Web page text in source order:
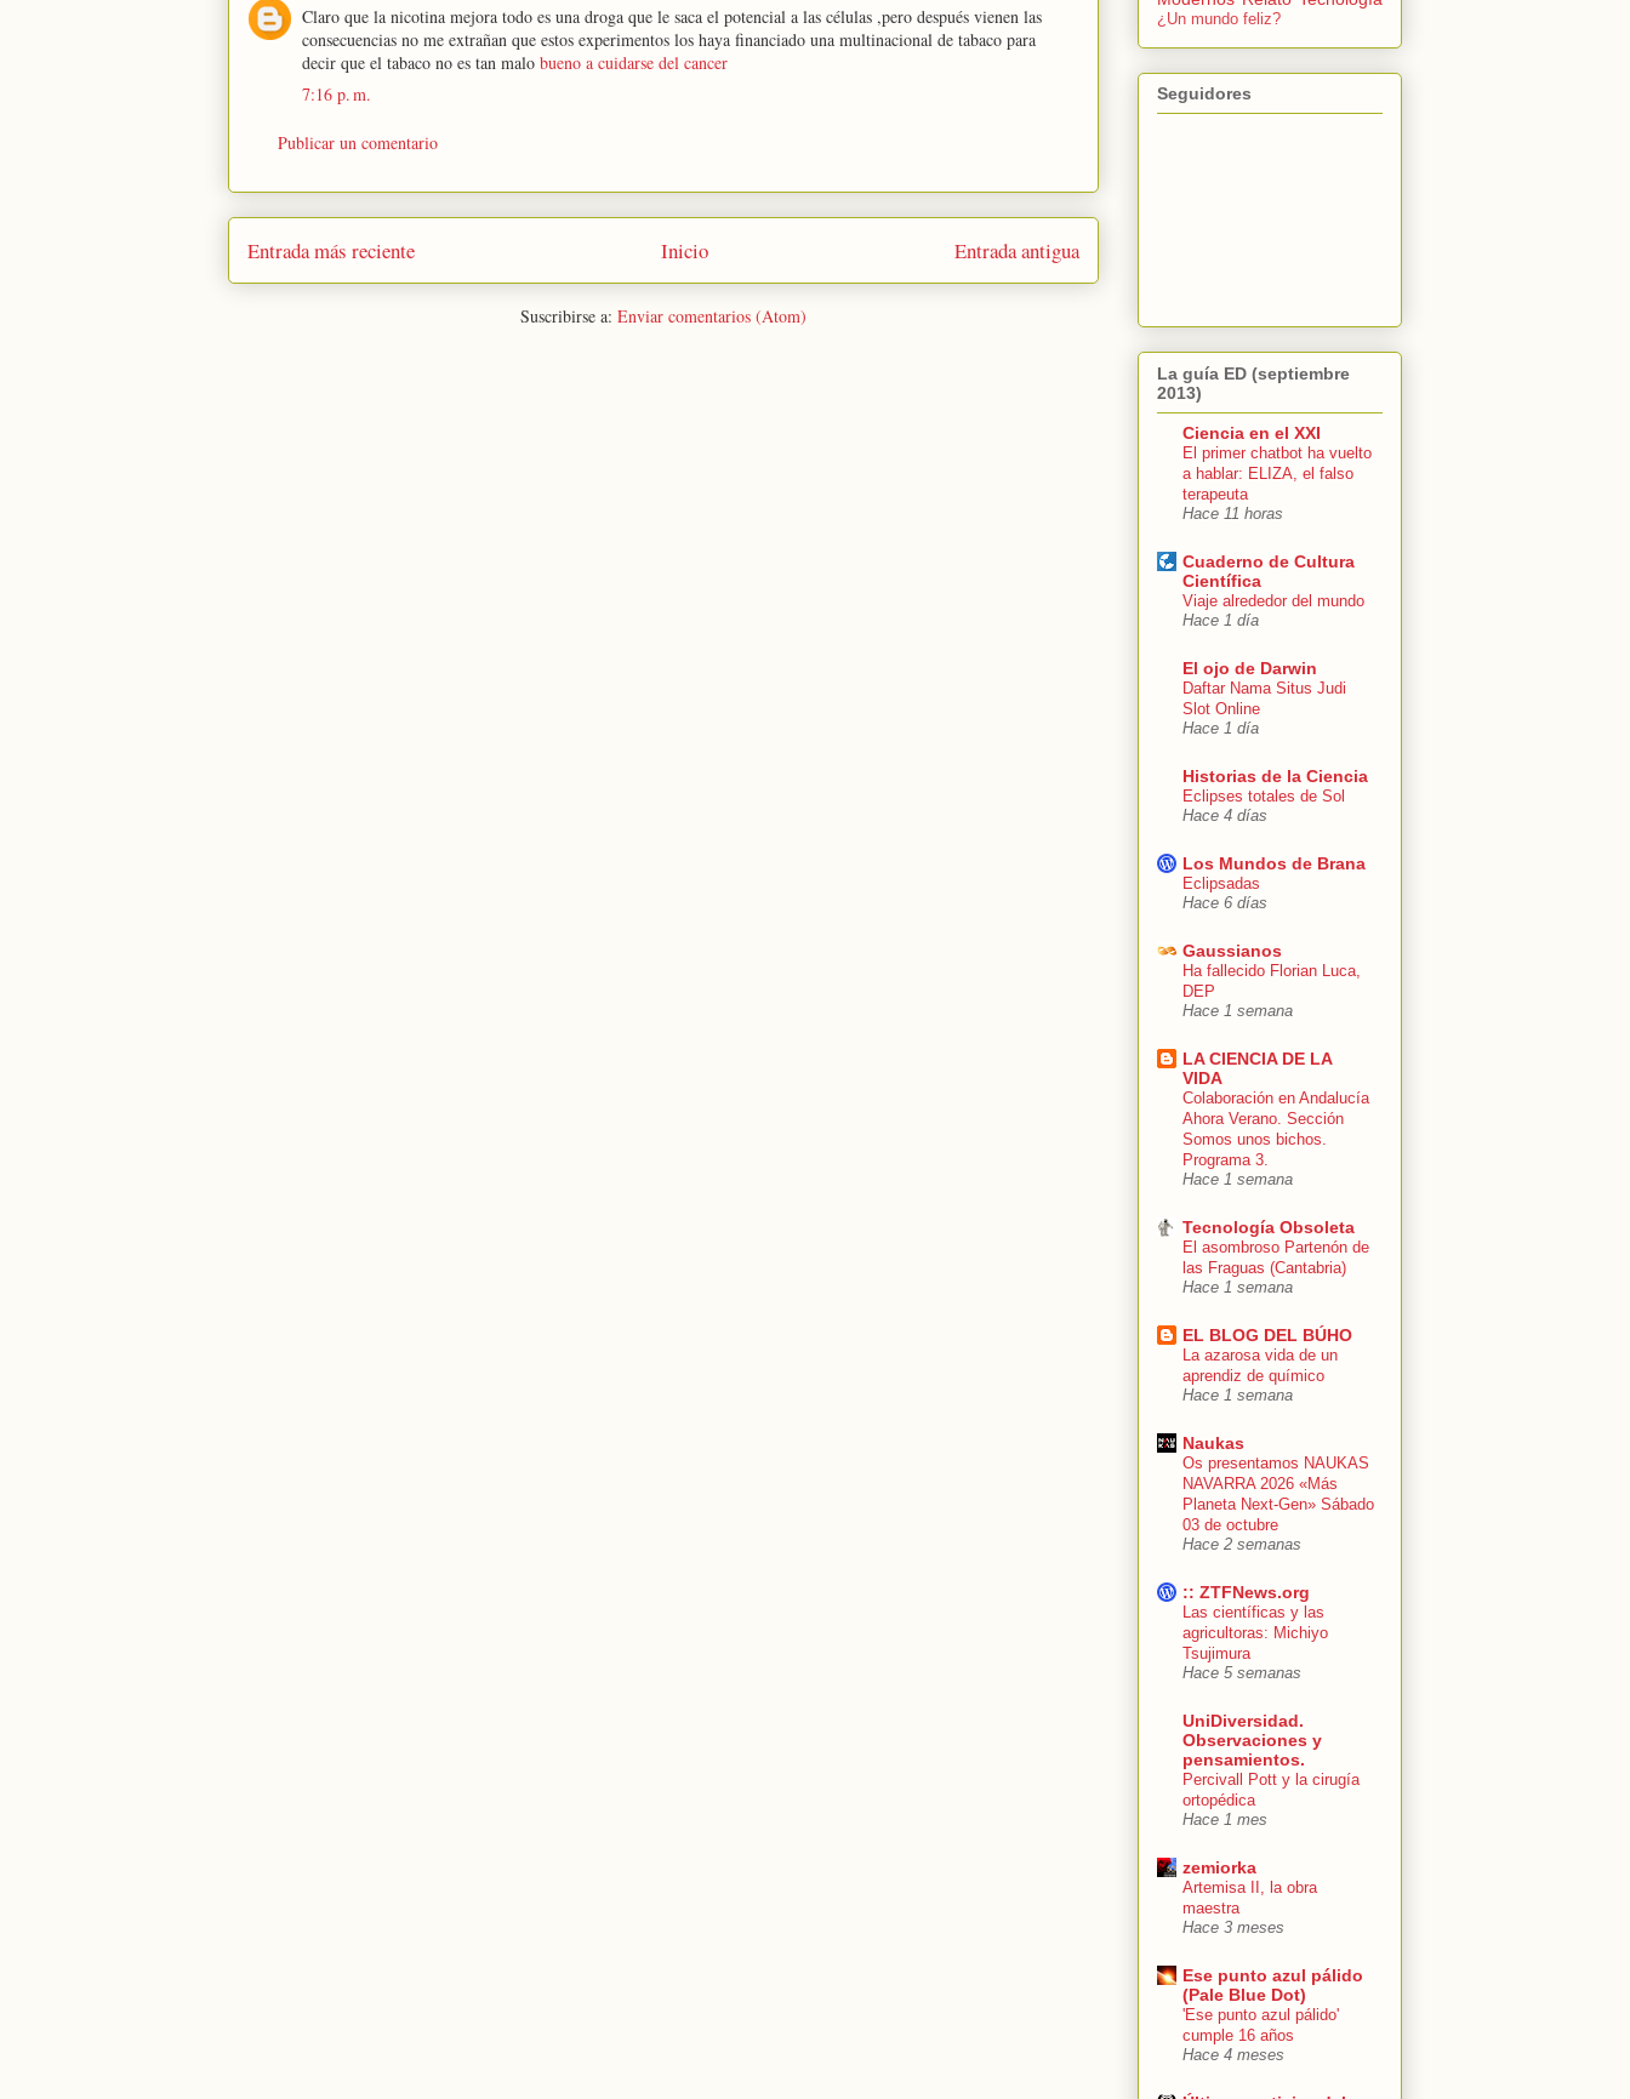
Claro que la nicotina mejora todo es una droga que le saca el potencial a las células ,pero después vienen las
consecuencias no me extrañan que estos experimentos los haya financiado una multinacional de tabaco para
decir que el tabaco no es tan malo bueno a cuidarse del cancer
7:16 p. m.
Publicar un comentario
Entrada más reciente Entrada antigua
Inicio
Suscribirse a: Enviar comentarios (Atom)
¿Un mundo feliz?
Seguidores
La guía ED (septiembre
2013)
Ciencia en el XXI
El primer chatbot ha vuelto
a hablar: ELIZA, el falso
terapeuta
Hace 11 horas
Cuaderno de Cultura
Científica
Viaje alrededor del mundo
Hace 1 día
El ojo de Darwin
Daftar Nama Situs Judi
Slot Online
Hace 1 día
Historias de la Ciencia
Eclipses totales de Sol
Hace 4 días
Los Mundos de Brana
Eclipsadas
Hace 6 días
Gaussianos
Ha fallecido Florian Luca,
DEP
Hace 1 semana
LA CIENCIA DE LA
VIDA
Colaboración en Andalucía
Ahora Verano. Sección
Somos unos bichos.
Programa 3.
Hace 1 semana
Tecnología Obsoleta
El asombroso Partenón de
las Fraguas (Cantabria)
Hace 1 semana
EL BLOG DEL BÚHO
La azarosa vida de un
aprendiz de químico
Hace 1 semana
Naukas
Os presentamos NAUKAS
NAVARRA 2026 «Más
Planeta Next-Gen» Sábado
03 de octubre
Hace 2 semanas
:: ZTFNews.org
Las científicas y las
agricultoras: Michiyo
Tsujimura
Hace 5 semanas
UniDiversidad.
Observaciones y
pensamientos.
Percivall Pott y la cirugía
ortopédica
Hace 1 mes
zemiorka
Artemisa II, la obra
maestra
Hace 3 meses
Ese punto azul pálido
(Pale Blue Dot)
'Ese punto azul pálido'
cumple 16 años
Hace 4 meses